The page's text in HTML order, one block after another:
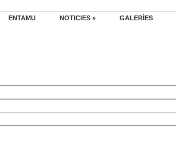
ENTAMU NOTICIES » GALERÍES